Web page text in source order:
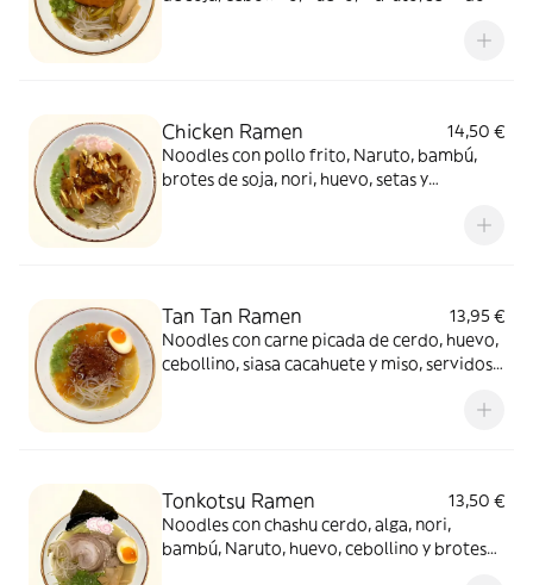
Chicken Ramen
14,50 €
Noodles con pollo frito, Naruto, bambú,
brotes de soja, nori, huevo, setas y
Tan Tan Ramen
13,95 €
Noodles con carne picada de cerdo, huevo,
cebollino, siasa cacahuete y miso, servidos
Tonkotsu Ramen
13,50 €
Noodles con chashu cerdo, alga, nori,
bambú, Naruto, huevo, cebollino y brotes